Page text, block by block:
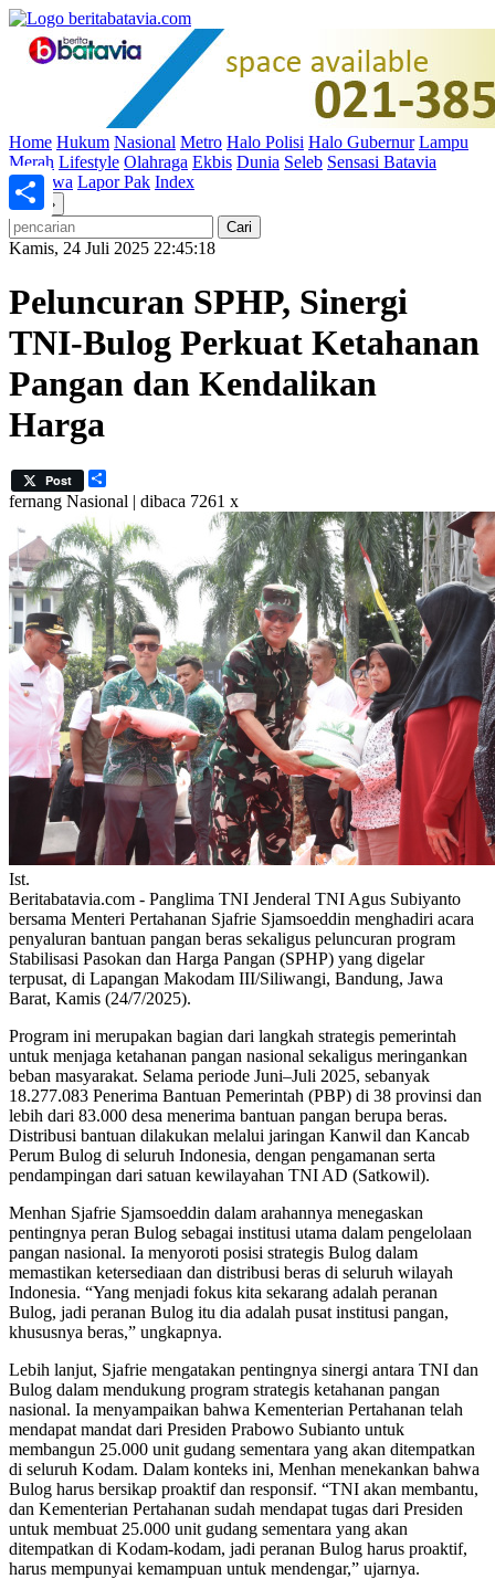
Home Hukum Nasional Metro Halo Polisi Halo Gubernur Lampu
Merah Lifestyle Olahraga Ekbis Dunia Seleb Sensasi Batavia
Peristiwa Lapor Pak Index
»
Kamis, 24 Juli 2025 22:45:18
Peluncuran SPHP, Sinergi
TNI-Bulog Perkuat Ketahanan
Pangan dan Kendalikan
Harga
Post
fernang Nasional | dibaca 7261 x
Ist.
Beritabatavia.com - Panglima TNI Jenderal TNI Agus Subiyanto
bersama Menteri Pertahanan Sjafrie Sjamsoeddin menghadiri acara
penyaluran bantuan pangan beras sekaligus peluncuran program
Stabilisasi Pasokan dan Harga Pangan (SPHP) yang digelar
terpusat, di Lapangan Makodam III/Siliwangi, Bandung, Jawa
Barat, Kamis (24/7/2025).
Program ini merupakan bagian dari langkah strategis pemerintah
untuk menjaga ketahanan pangan nasional sekaligus meringankan
beban masyarakat. Selama periode Juni–Juli 2025, sebanyak
18.277.083 Penerima Bantuan Pemerintah (PBP) di 38 provinsi dan
lebih dari 83.000 desa menerima bantuan pangan berupa beras.
Distribusi bantuan dilakukan melalui jaringan Kanwil dan Kancab
Perum Bulog di seluruh Indonesia, dengan pengamanan serta
pendampingan dari satuan kewilayahan TNI AD (Satkowil).
Menhan Sjafrie Sjamsoeddin dalam arahannya menegaskan
pentingnya peran Bulog sebagai institusi utama dalam pengelolaan
pangan nasional. Ia menyoroti posisi strategis Bulog dalam
memastikan ketersediaan dan distribusi beras di seluruh wilayah
Indonesia. “Yang menjadi fokus kita sekarang adalah peranan
Bulog, jadi peranan Bulog itu dia adalah pusat institusi pangan,
khususnya beras,” ungkapnya.
Lebih lanjut, Sjafrie mengatakan pentingnya sinergi antara TNI dan
Bulog dalam mendukung program strategis ketahanan pangan
nasional. Ia menyampaikan bahwa Kementerian Pertahanan telah
mendapat mandat dari Presiden Prabowo Subianto untuk
membangun 25.000 unit gudang sementara yang akan ditempatkan
di seluruh Kodam. Dalam konteks ini, Menhan menekankan bahwa
Bulog harus bersikap proaktif dan responsif. “TNI akan membantu,
dan Kementerian Pertahanan sudah mendapat tugas dari Presiden
untuk membuat 25.000 unit gudang sementara yang akan
ditempatkan di Kodam-kodam, jadi peranan Bulog harus proaktif,
harus mempunyai kemampuan untuk mendengar,” ujarnya.
Share